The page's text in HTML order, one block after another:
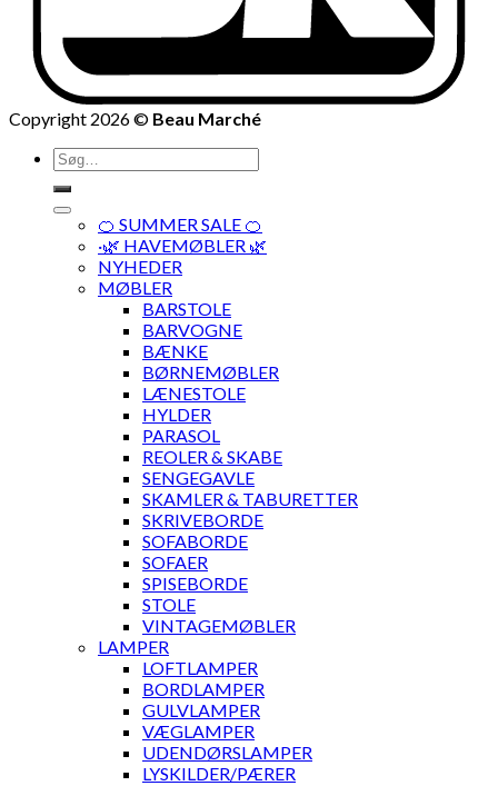
Copyright 2026 © Beau Marché
Søg
efter:
🍊 SUMMER SALE 🍊
·🌿 HAVEMØBLER 🌿
NYHEDER
MØBLER
BARSTOLE
BARVOGNE
BÆNKE
BØRNEMØBLER
LÆNESTOLE
HYLDER
PARASOL
REOLER & SKABE
SENGEGAVLE
SKAMLER & TABURETTER
SKRIVEBORDE
SOFABORDE
SOFAER
SPISEBORDE
STOLE
VINTAGEMØBLER
LAMPER
LOFTLAMPER
BORDLAMPER
GULVLAMPER
VÆGLAMPER
UDENDØRSLAMPER
LYSKILDER/PÆRER